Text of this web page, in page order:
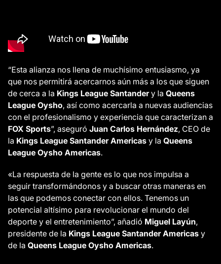
“Esta alianza nos llena de muchísimo entusiasmo, ya
que nos permitirá acercarnos aún más a los que siguen
de cerca a la Kings League Santandery la Queens
League Oysho, así como acercarla a nuevas audiencias
con el profesionalismo y experiencia que caracterizan a
FOX Sports”, aseguró Juan Carlos Hernández, CEO de
la Kings League Santander Americas y la Queens
League Oysho Americas.
«La respuesta de la gente es lo que nos impulsa a
seguir transformándonos y a buscar otras maneras en
las que podemos conectar con ellos. Tenemos un
potencial altísimo para revolucionar el mundo del
deporte y el entretenimiento”, añadió Miguel Layún,
presidente de la Kings League Santander Americas y
de la Queens League Oysho Americas.